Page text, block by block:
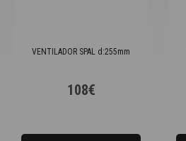
VENTILADOR SPAL d:255mm
108€